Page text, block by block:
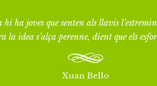
ha joves que senten als llavis
idea s’alça perenne, dient que els
Xuan Bello